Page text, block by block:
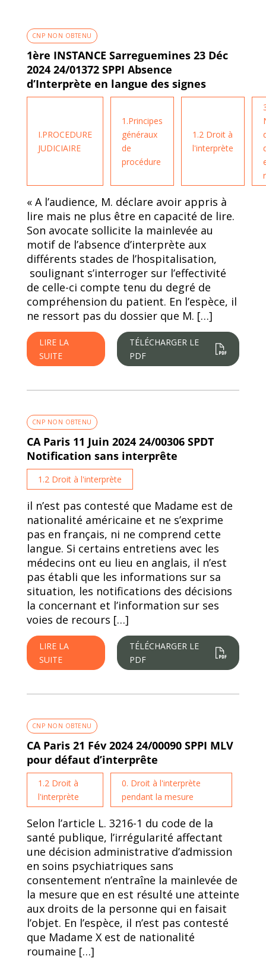
CNP NON OBTENU
1ère INSTANCE Sarreguemines 23 Déc
2024 24/01372 SPPI Absence
d’Interprète en langue des signes
I.PROCEDURE
JUDICIAIRE
1.Principes
généraux
de
procédure
1.2 Droit à
l'interprète
« A l’audience, M. déclare avoir appris à
lire mais ne plus être en capacité de lire.
Son avocate sollicite la mainlevée au
motif de l’absence d’interprète aux
différents stades de l’hospitalisation,
soulignant s’interroger sur l’effectivité
de celle-ci compte tenu du degré de
compréhension du patient. En l’espèce, il
ne ressort pas du dossier que M. […]
LIRE LA
SUITE
TÉLÉCHARGER LE
PDF
CNP NON OBTENU
CA Paris 11 Juin 2024 24/00306 SPDT
Notification sans interprête
1.2 Droit à l'interprète
il n’est pas contesté que Madame est de
nationalité américaine et ne s’exprime
pas en français, ni ne comprend cette
langue. Si certains entretiens avec les
médecins ont eu lieu en anglais, il n’est
pas établi que les informations sur sa
situation, les notifications des décisions
la concernant et l’information sur ses
voies de recours […]
LIRE LA
SUITE
TÉLÉCHARGER LE
PDF
CNP NON OBTENU
CA Paris 21 Fév 2024 24/00090 SPPI MLV
pour défaut d’interprête
1.2 Droit à
l'interprète
0. Droit à l'interprète
pendant la mesure
Selon l’article L. 3216-1 du code de la
santé publique, l’irrégularité affectant
une décision administrative d’admission
en soins psychiatriques sans
consentement n’entraîne la mainlevée de
la mesure que en est résulté une atteinte
aux droits de la personne qui en faisait
l’objet. En l’espèce, il n’est pas contesté
que Madame X est de nationalité
roumaine […]